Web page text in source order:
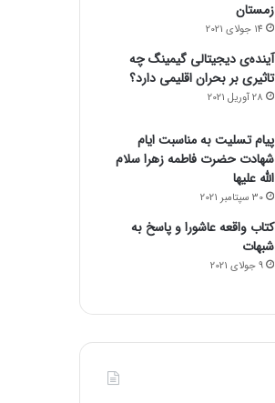
زمستان
14 جولای 2021
آینده‌ی دیجیتالی گیمینگ چه
تاثیری بر بحران اقلیمی دارد؟
28 آوریل 2021
پیام تسلیت به مناسبت ایام
شهادت حضرت فاطمه زهرا سلام
الله علیها
30 سپتامبر 2021
کتاب واقعه عاشورا و پاسخ به
شبهات
9 جولای 2021